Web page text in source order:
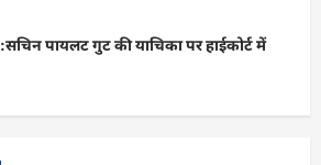
पायलट गुट की याचिका पर हाईकोर्ट में